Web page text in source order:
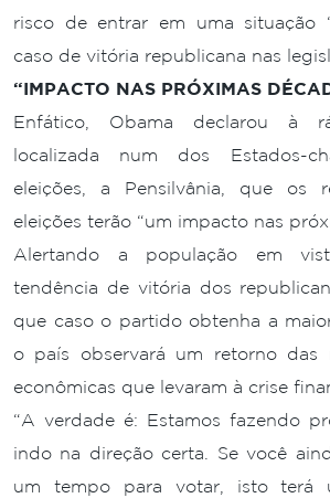
risco de entrar em uma situação
caso de vitória republicana nas
“IMPACTO NAS PRÓXIMAS
Enfático, Obama declarou à
localizada num dos Estados-
eleições, a Pensilvânia, que os
eleições terão “um impacto nas
Alertando a população em
tendência de vitória dos
que caso o partido obtenha a
o país observará um retorno das
econômicas que levaram à crise
“A verdade é: Estamos fazendo
indo na direção certa. Se você
um tempo para votar, isto terá